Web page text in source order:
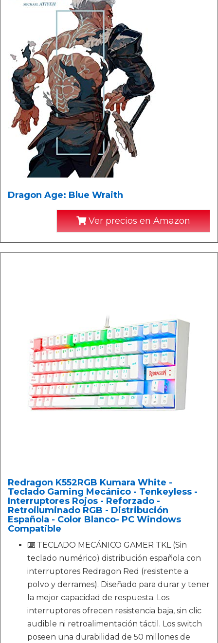
Dragon Age: Blue Wraith
Ver precios en Amazon
Redragon K552RGB Kumara White -
Teclado Gaming Mecánico - Tenkeyless -
Interruptores Rojos - Reforzado -
Retroiluminado RGB - Distribución
Española - Color Blanco- PC Windows
Compatible
⌨️ TECLADO MECÁNICO GAMER TKL (Sin
teclado numérico) distribución española con
interruptores Redragon Red (resistente a
polvo y derrames). Diseñado para durar y tener
la mejor capacidad de respuesta. Los
interruptores ofrecen resistencia baja, sin clic
audible ni retroalimentación táctil. Los switch
poseen una durabilidad de 50 millones de